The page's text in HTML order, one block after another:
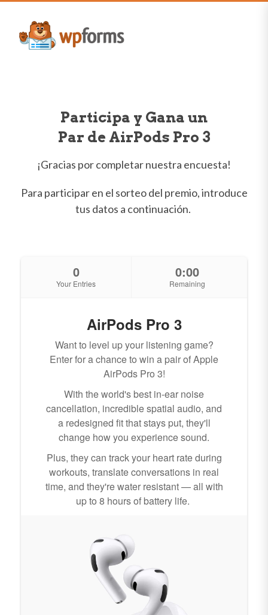
Participa y Gana un
Par de AirPods Pro 3
¡Gracias por completar nuestra encuesta!
Para participar en el sorteo del premio, introduce
tus datos a continuación.